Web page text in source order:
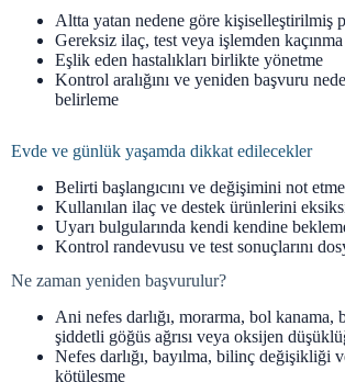
Altta yatan nedene göre kişiselleştirilmiş
Gereksiz ilaç, test veya işlemden kaçınma
Eşlik eden hastalıkları birlikte yönetme
Kontrol aralığını ve yeniden başvuru
belirleme
Evde ve günlük yaşamda dikkat edilecekler
Belirti başlangıcını ve değişimini not
Kullanılan ilaç ve destek ürünlerini
Uyarı bulgularında kendi kendine
Kontrol randevusu ve test sonuçlarını
Ne zaman yeniden başvurulur?
Ani nefes darlığı, morarma, bol kanama,
şiddetli göğüs ağrısı veya oksijen
Nefes darlığı, bayılma, bilinç değişikliği
kötüleşme